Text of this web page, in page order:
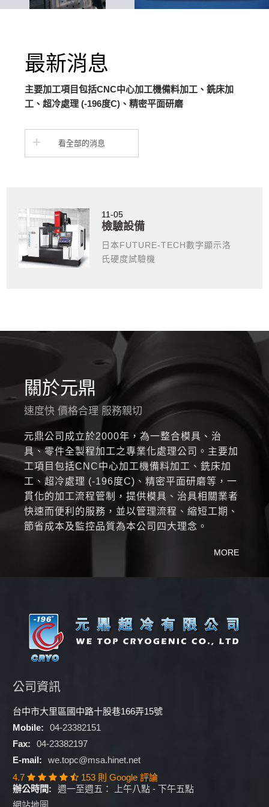
最新消息
主要加工項目包括CNC中心加工機備料加工、銑床加
工、超冷處理 (-196度C)、精密平面研磨
看全部的消息
11-05
檢驗設備
日本FUTURE-TECH數字顯示洛
氏硬度試驗機
關於元鼎
速度快 價格合理 服務親切
元鼎公司成立於2000年，為一整合模具、治
具、零件全製程加工之專業化處理公司。主要加
工項目包括CNC中心加工機備料加工、銑床加
工、超冷處理 (-196度C)、精密平面研磨等，一
貫化的加工流程管制，提供模具、治具相關業者
快速而便利的服務，並以管理流程、縮短工期、
節省成本及監控品質為本公司四大理念。
MORE
公司資訊
台中市大里區國中路十股巷166弄15號
Mobile:
04-23382151
Fax:
04-23382197
E-mail:
we.topc@msa.hinet.net
4.7
153 則 Google 評論
辦公時間:
週一至週五： 上午八點 - 下午五點
網站地圖